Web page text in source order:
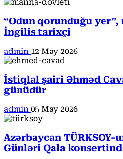
“Odun qorunduğu
İngilis tarixçi
admin 12 May 2026
İstiqlal şairi Əhməd
günüdür
admin 05 May 2026
Azərbaycan TÜRKSOY-
Günləri Qala